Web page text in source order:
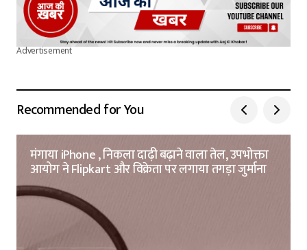
Advertisement
Recommended for You
मंगाया iPhone , निकला दाढ़ी बढ़ाने वाला तेल, उपभोक्ता
आयोग ने Flipkart और विक्रेता पर लगाया तगड़ा जुर्माना